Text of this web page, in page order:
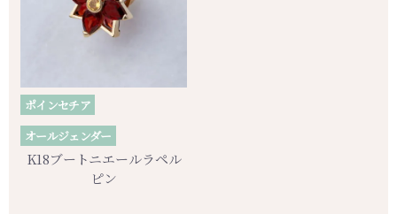
ポインセチア
オールジェンダー
K18ブートニエールラペル
ピン